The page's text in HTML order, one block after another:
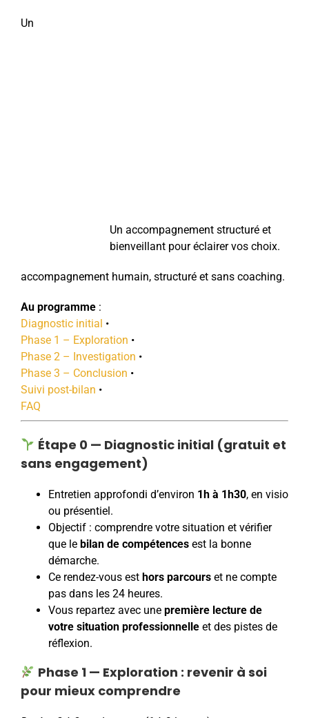
Un accompagnement structuré et
bienveillant pour éclairer vos choix.
Un
accompagnement humain, structuré et sans coaching.
Au programme :
Diagnostic initial •
Phase 1 – Exploration •
Phase 2 – Investigation •
Phase 3 – Conclusion •
Suivi post-bilan •
FAQ
Étape 0 — Diagnostic initial (gratuit et
sans engagement)
Entretien approfondi d’environ 1h à 1h30, en visio
ou présentiel.
Objectif : comprendre votre situation et vérifier
que le bilan de compétences est la bonne
démarche.
Ce rendez-vous est hors parcours et ne compte
pas dans les 24 heures.
Vous repartez avec une première lecture de
votre situation professionnelle et des pistes de
réflexion.
Phase 1 — Exploration : revenir à soi
pour mieux comprendre